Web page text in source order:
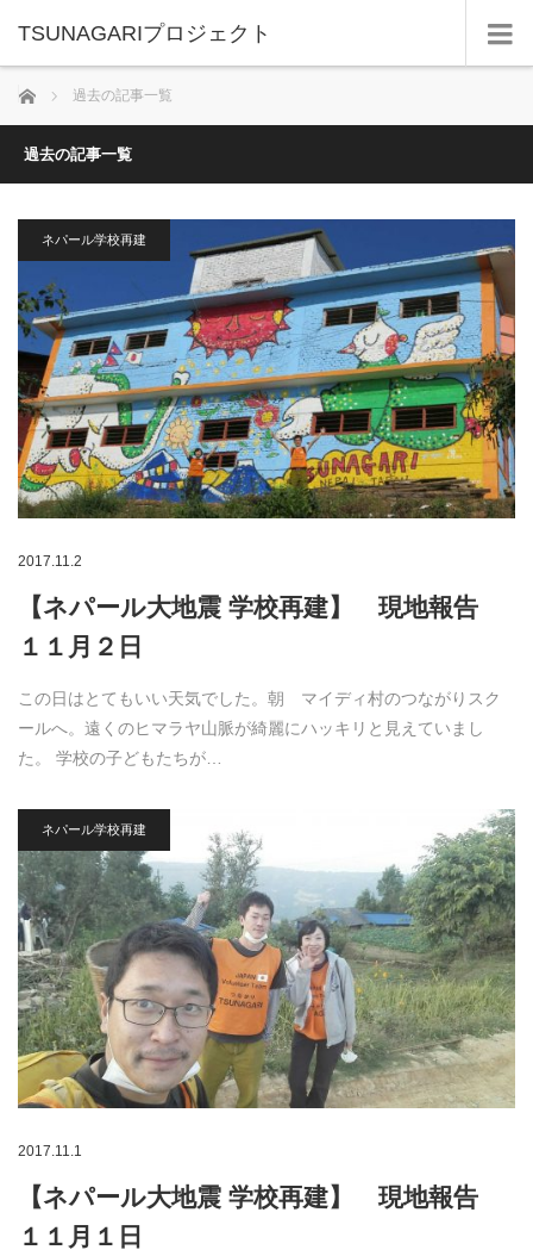
TSUNAGARIプロジェクト
ホーム 過去の記事一覧
過去の記事一覧
ネパール学校再建
2017.11.2
【ネパール大地震 学校再建】 現地報告
１１月２日
この日はとてもいい天気でした。朝 マイディ村のつながりスク
ールへ。遠くのヒマラヤ山脈が綺麗にハッキリと見えていまし
た。 学校の子どもたちが…
ネパール学校再建
2017.11.1
【ネパール大地震 学校再建】 現地報告
１１月１日